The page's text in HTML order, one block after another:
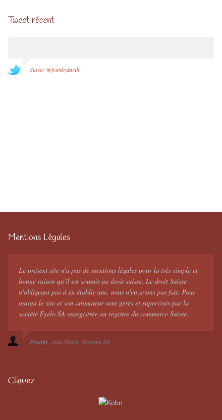
Tweet récent
Suivez @frankydarth
Mentions Légales
Le présent site n'a pas de mentions légales pour la très simple et
bonne raison qu'il est soumis au droit suisse. Le droit Suisse
n'obligeant pas à en établir une, nous n'en avons pas fait. Pour
autant le site et son animateur sont gérés et supervisés par la
société Eyelo SA enregistrée au registre du commerce Suisse.
Franky Alias Darth Skynima SA
Cliquez